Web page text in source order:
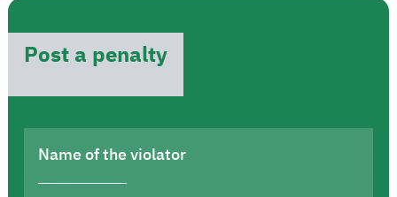
Post a penalty
Name of the violator